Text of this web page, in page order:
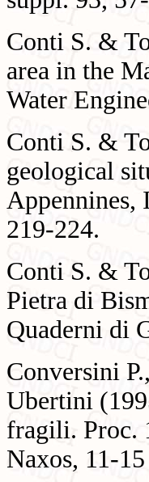
Conti S. &
area in the
Water
Conti S. &
geological
Appennines,
219-224.
Conti S. &
Pietra di
Quaderni di
Conversini
Ubertini
fragili. Proc.
Naxos, 11-